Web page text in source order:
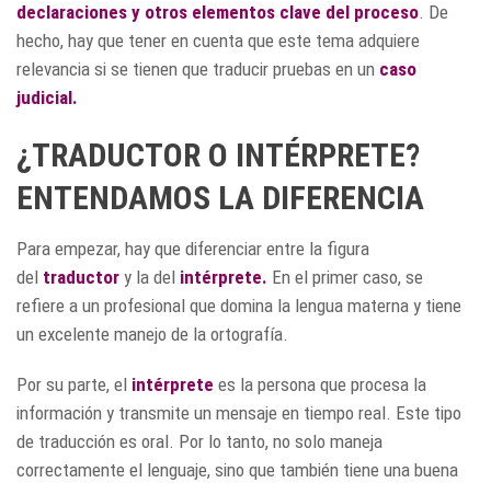
declaraciones y otros elementos clave del proceso. De
hecho, hay que tener en cuenta que este tema adquiere
relevancia si se tienen que traducir pruebas en un caso
judicial.
¿TRADUCTOR O INTÉRPRETE?
ENTENDAMOS LA DIFERENCIA
Para empezar, hay que diferenciar entre la figura
del traductor y la del intérprete. En el primer caso, se
refiere a un profesional que domina la lengua materna y tiene
un excelente manejo de la ortografía.
Por su parte, el intérprete es la persona que procesa la
información y transmite un mensaje en tiempo real. Este tipo
de traducción es oral. Por lo tanto, no solo maneja
correctamente el lenguaje, sino que también tiene una buena